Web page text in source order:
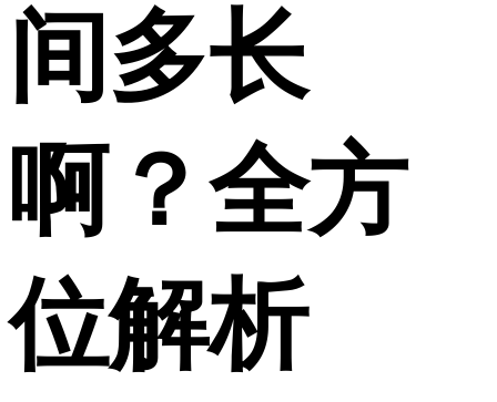
间多长
啊？全方
位解析